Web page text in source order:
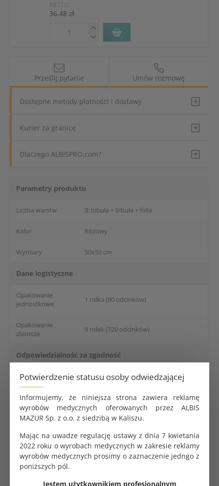
Potwierdzenie statusu osoby odwiedzającej
Informujemy, że niniejsza strona zawiera reklamę
wyrobów medycznych oferowanych przez ALBIS
MAZUR Sp. z o.o. z siedzibą w Kaliszu.
Mając na uwadze regulację ustawy z dnia 7 kwietania
2022 roku o wyrobach medycznych w zakresie reklamy
wyrobów medycznych prosimy o zaznaczenie jedngo z
poniższych pól.
Jestem użytkownikiem profesjonalnym
NETTO
36.48 zł
Prześlij pytanie Umów rozmowę
Dostępne metody płatności i dostawy
Kurier za granicę
Dlaczego ALBISPRO.com?
Parametry produktu
Liczba warstw 3: bibuła + bibuła + folia
Kolor Różowy
Wymiary 50x50 cm
Dane logistyczne
Opakowanie
jednostkowe
1 rolka (80 odcinków)
Opakowanie
zbiorcze
9 rolek (720 odcinków)
Odpowiedzialność za zgodność
Producent
Sema S.C., Łęczycka 46A, 42-202
Adres e-mail [email protected]
Novelmed Basic serweta medyczna bibułowo - foliowa.
Dwie warstwy bibuły + folia. Rolka 50 cm x 50 cm. 80
odcinków. Nieprzemakalne. Różowa. Opakowanie
zbiorcze 9 rolek. Jednostka zakupu 1 sztuka.